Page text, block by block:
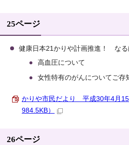
25ページ
健康日本21かりや計画推進！ な
高血圧について
女性特有のがんについてご存
かりや市民だより 平成30年4月
984.5KB）
26ページ